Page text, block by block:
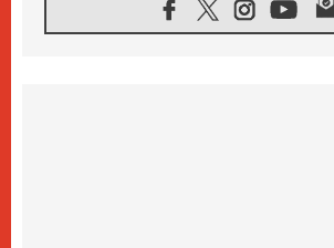
عشر للشباب في أسيزي: